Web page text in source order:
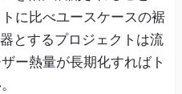
に比べユースケースの裾
とするプロジェクトは流
ー熱量が長期化すればト